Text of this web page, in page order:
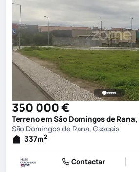
350 000 €
Terreno em São Domingos de
São Domingos de Rana, Cascais
337m2
Contactar